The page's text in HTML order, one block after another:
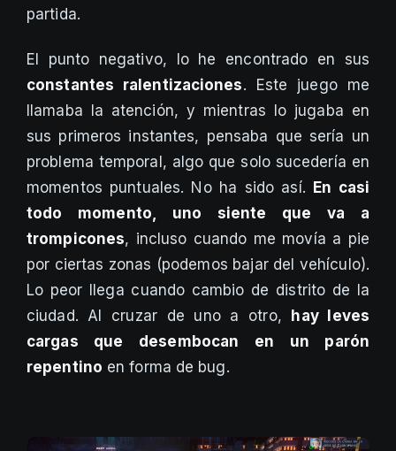
partida.
El punto negativo, lo he encontrado en sus
constantes ralentizaciones. Este juego me
llamaba la atención, y mientras lo jugaba en
sus primeros instantes, pensaba que sería un
problema temporal, algo que solo sucedería en
momentos puntuales. No ha sido así. En casi
todo momento, uno siente que va a
trompicones, incluso cuando me movía a pie
por ciertas zonas (podemos bajar del vehículo).
Lo peor llega cuando cambio de distrito de la
ciudad. Al cruzar de uno a otro, hay leves
cargas que desembocan en un parón
repentino en forma de bug.